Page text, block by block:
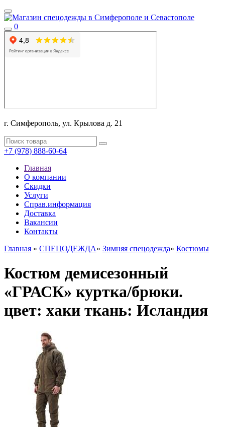
0
г. Симферополь, ул. Крылова д. 21
+7 (978) 888-60-64
Главная
О компании
Скидки
Услуги
Справ.информация
Доставка
Вакансии
Контакты
Главная » СПЕЦОДЕЖДА» Зимняя спецодежда» Костюмы
Костюм демисезонный
«ГРАСК» куртка/брюки.
цвет: хаки ткань: Исландия